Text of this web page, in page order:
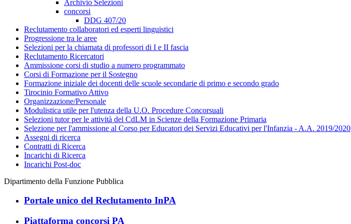
Archivio Selezioni
concorsi
DDG 407/20
Reclutamento collaboratori ed esperti linguistici
Progressione tra le aree
Selezioni per la chiamata di professori di I e II fascia
Reclutamento Ricercatori
Ammissione corsi di studio a numero programmato
Corsi di Formazione per il Sostegno
Formazione iniziale dei docenti delle scuole secondarie di primo e secondo grado
Tirocinio Formativo Attivo
Organizzazione/Personale
Modulistica utile per l'utenza della U.O. Procedure Concorsuali
Selezioni tutor per le attività del CdLM in Scienze della Formazione Primaria
Selezione per l'ammissione al Corso per Educatori dei Servizi Educativi per l'Infanzia - A.A. 2019/2020
Assegni di ricerca
Contratti di Ricerca
Incarichi di Ricerca
Incarichi Post-doc
Dipartimento della Funzione Pubblica
Portale unico del Reclutamento InPA
Piattaforma concorsi PA